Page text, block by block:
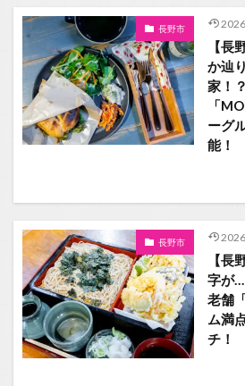
長野市
【長
か辿
家！
「
ーグ
能！
長野市
【長
字が
老舗
ム満
チ！